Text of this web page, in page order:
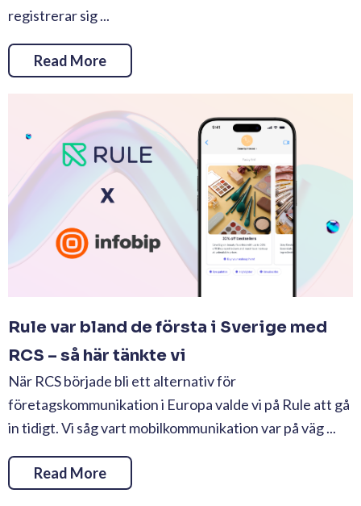
registrerar sig ...
Read More
Rule var bland de första i Sverige med
RCS – så här tänkte vi
När RCS började bli ett alternativ för
företagskommunikation i Europa valde vi på Rule att gå
in tidigt. Vi såg vart mobilkommunikation var på väg ...
Read More